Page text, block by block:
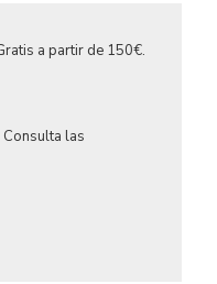
a partir de 150€.
las